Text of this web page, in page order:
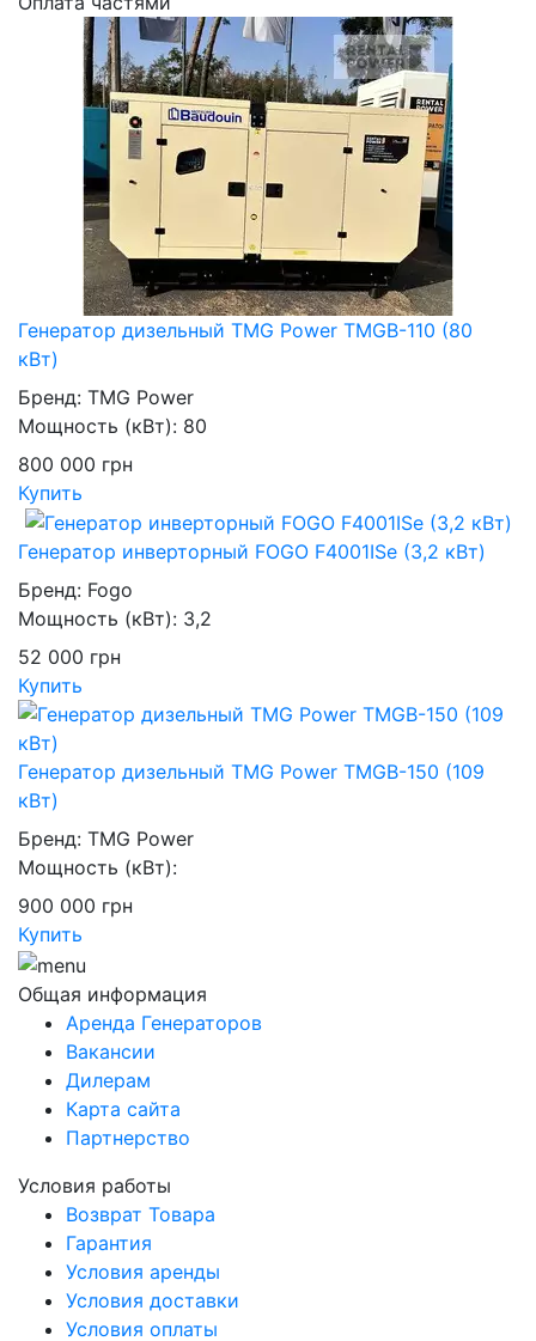
Генератор дизельный TMG Power TMGB-110 (80
кВт)
Бренд: TMG Power
Мощность (кВт): 80
800 000 грн
Купить
Генератор инверторный FOGO F4001ISe (3,2 кВт)
Бренд: Fogo
Мощность (кВт): 3,2
52 000 грн
Купить
Генератор дизельный TMG Power TMGB-150 (109
кВт)
Бренд: TMG Power
Мощность (кВт):
900 000 грн
Купить
Общая информация
Аренда Генераторов
Вакансии
Дилерам
Карта сайта
Партнерство
Условия работы
Возврат Товара
Гарантия
Условия аренды
Условия доставки
Условия оплаты